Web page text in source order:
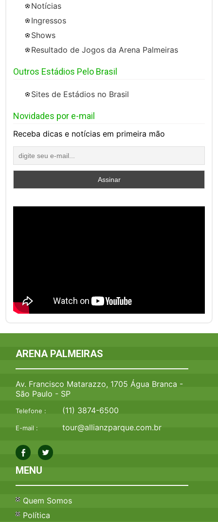
Notícias
Ingressos
Shows
Resultado de Jogos da Arena Palmeiras
Outros Estádios Pelo Brasil
Sites de Estádios no Brasil
Novidades por e-mail
Receba dicas e notícias em primeira mão
ARENA PALMEIRAS
Av. Francisco Matarazzo, 1705 Água Branca -
São Paulo - SP
Telefone : (11) 3874-6500
E-mail : tour@allianzparque.com.br
MENU
Quem Somos
Política